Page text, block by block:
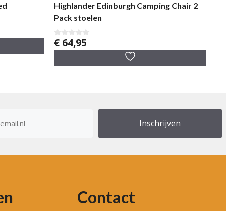
Highlander Edinburgh Camping Chair 2
Pack stoelen
0
v
5
€ 64,95
Contact